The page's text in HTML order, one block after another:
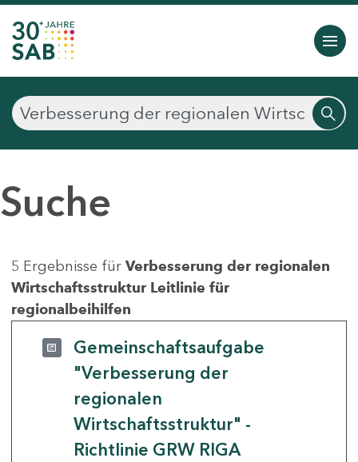
Suche
5 Ergebnisse für Verbesserung der regionalen
Wirtschaftsstruktur Leitlinie für
regionalbeihilfen
Gemeinschaftsaufgabe
"Verbesserung der
regionalen
Wirtschaftsstruktur" -
Richtlinie GRW RIGA